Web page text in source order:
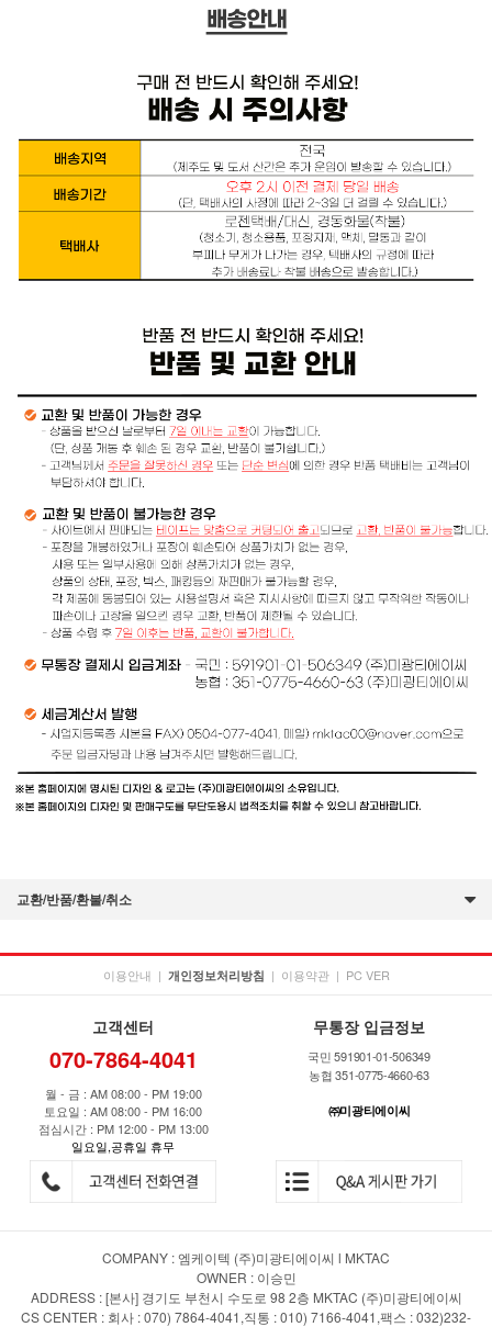
교환/반품/환불/취소
이용안내 | 개인정보처리방침 | 이용약관 | PC VER
고객센터
070-7864-4041
월 - 금 : AM 08:00 - PM 19:00
토요일 : AM 08:00 - PM 16:00
점심시간 : PM 12:00 - PM 13:00
일요일,공휴일 휴무
무통장 입금정보
국민 591901-01-506349
농협 351-0775-4660-63
㈜미광티에이씨
COMPANY : 엠케이텍 (주)미광티에이씨 l MKTAC
OWNER : 이승민
ADDRESS : [본사] 경기도 부천시 수도로 98 2층 MKTAC (주)미광티에이씨
CS CENTER : 회사 : 070) 7864-4041,직통 : 010) 7166-4041,팩스 : 032)232-